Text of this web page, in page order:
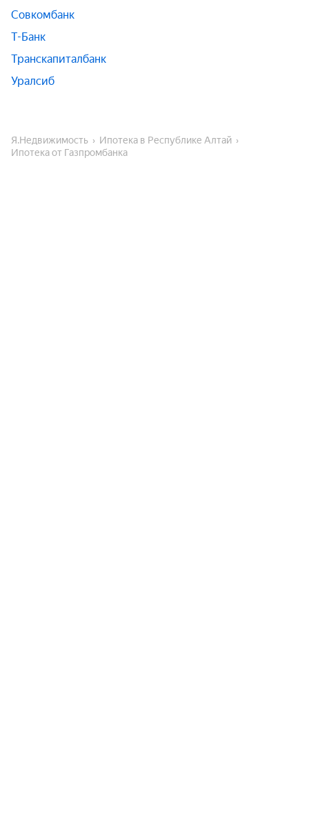
Совкомбанк
Т-Банк
Транскапиталбанк
Уралсиб
Я.Недвижимость
Ипотека в Республике Алтай
Ипотека от Газпромбанка